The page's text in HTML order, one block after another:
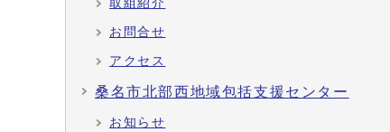
取組紹介
お問合せ
アクセス
桑名市北部西地域包括支援センター
お知らせ